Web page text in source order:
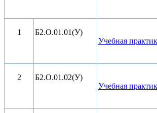
1
Б2.О.01.01(У)
Учебная
2
Б2.О.01.02(У)
Учебная